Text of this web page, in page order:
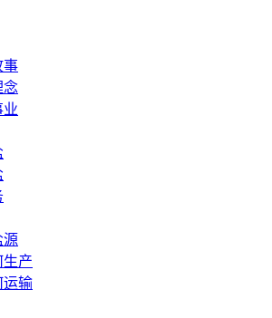
事
念
业
源
生产
运输